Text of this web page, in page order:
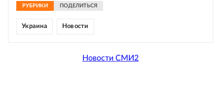
РУБРИКИ ПОДЕЛИТЬСЯ
Украина Новости
Новости СМИ2